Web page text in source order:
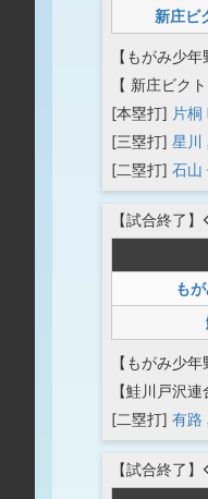
新庄ビ
【もがみ少年
【 新庄ビク
[本塁打] 片桐
[三塁打] 星川
[二塁打] 石山
【試合終了
も
【もがみ少年
【鮭川戸沢連
[二塁打] 有路
【試合終了